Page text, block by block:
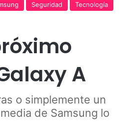
Seguridad
Tecnología
A
o simplemente un
de Samsung lo